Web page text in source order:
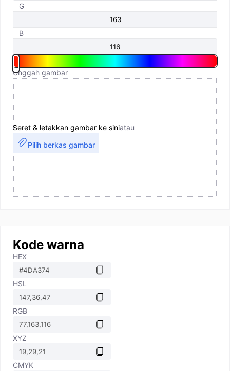
G
B
Unggah gambar
Seret & letakkan gambar ke siniatau
Pilih berkas gambar
Kode warna
HEX
HSL
RGB
XYZ
CMYK